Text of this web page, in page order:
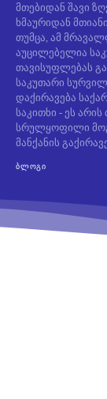
მთებიდან შავი
ხმაურიდან
თუმცა, ამ
აუცილებელია
თავისუფლებას
საკუთარი
დაქირავება
საკითხი - ეს
სრულყოფილი
მანქანის
ᲑᲚᲝᲒᲘ